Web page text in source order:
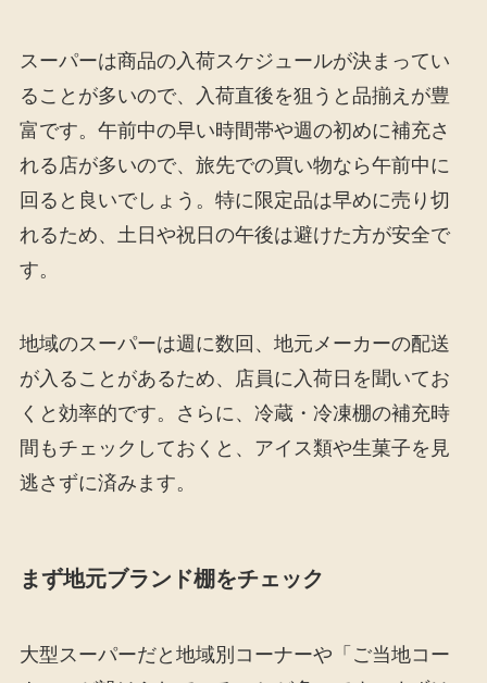
スーパーは商品の入荷スケジュールが決まってい
ることが多いので、入荷直後を狙うと品揃えが豊
富です。午前中の早い時間帯や週の初めに補充さ
れる店が多いので、旅先での買い物なら午前中に
回ると良いでしょう。特に限定品は早めに売り切
れるため、土日や祝日の午後は避けた方が安全で
す。
地域のスーパーは週に数回、地元メーカーの配送
が入ることがあるため、店員に入荷日を聞いてお
くと効率的です。さらに、冷蔵・冷凍棚の補充時
間もチェックしておくと、アイス類や生菓子を見
逃さずに済みます。
まず地元ブランド棚をチェック
大型スーパーだと地域別コーナーや「ご当地コー